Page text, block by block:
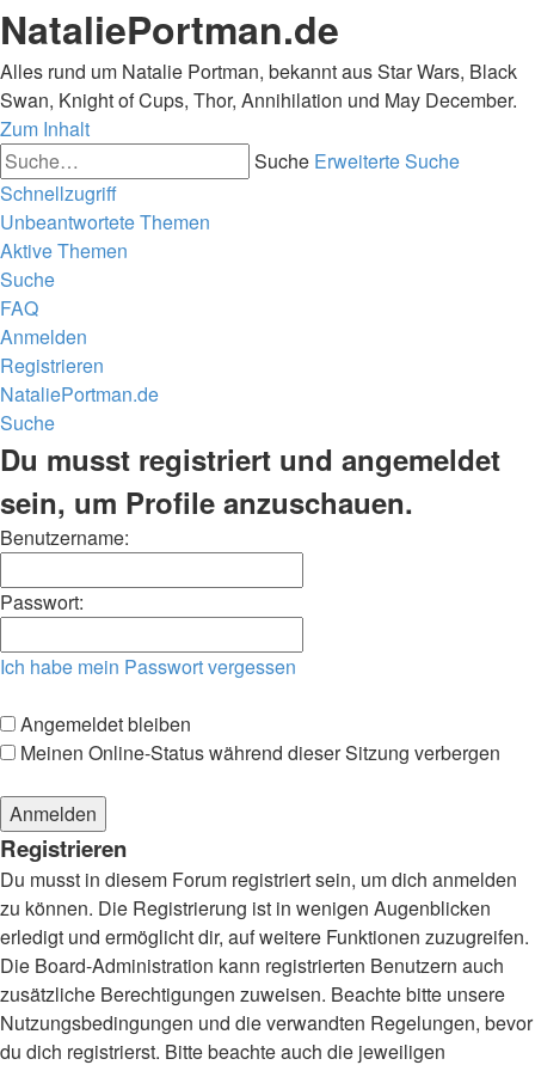
NataliePortman.de
Alles rund um Natalie Portman, bekannt aus Star Wars, Black
Swan, Knight of Cups, Thor, Annihilation und May December.
Zum Inhalt
Suche Erweiterte Suche
Schnellzugriff
Unbeantwortete Themen
Aktive Themen
Suche
FAQ
Anmelden
Registrieren
NataliePortman.de
Suche
Du musst registriert und angemeldet
sein, um Profile anzuschauen.
Benutzername:
Passwort:
Ich habe mein Passwort vergessen
Angemeldet bleiben
Meinen Online-Status während dieser Sitzung verbergen
Registrieren
Du musst in diesem Forum registriert sein, um dich anmelden
zu können. Die Registrierung ist in wenigen Augenblicken
erledigt und ermöglicht dir, auf weitere Funktionen zuzugreifen.
Die Board-Administration kann registrierten Benutzern auch
zusätzliche Berechtigungen zuweisen. Beachte bitte unsere
Nutzungsbedingungen und die verwandten Regelungen, bevor
du dich registrierst. Bitte beachte auch die jeweiligen